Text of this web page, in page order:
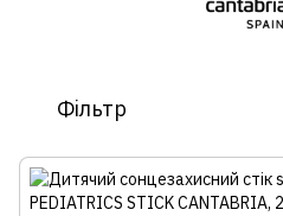
Фільтр